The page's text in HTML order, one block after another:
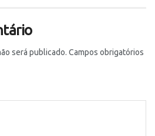
será publicado. Campos obrigatórios